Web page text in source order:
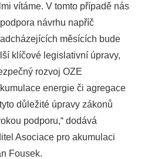
vítáme. V tomto případě nás
návrhu napříč
měsících bude
klíčové legislativní úpravy,
rozvoj OZE
energie či agregace
důležité úpravy zákonů
podporu,“ dodává
Asociace pro akumulaci
Fousek.